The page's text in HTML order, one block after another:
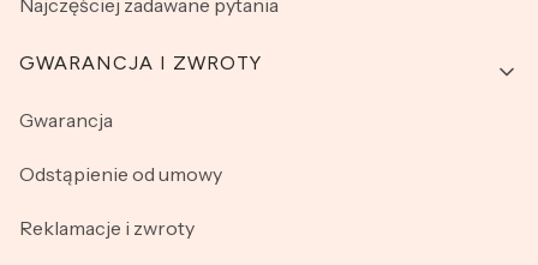
GWARANCJA I ZWROTY
Gwarancja
Odstąpienie od umowy
Reklamacje i zwroty